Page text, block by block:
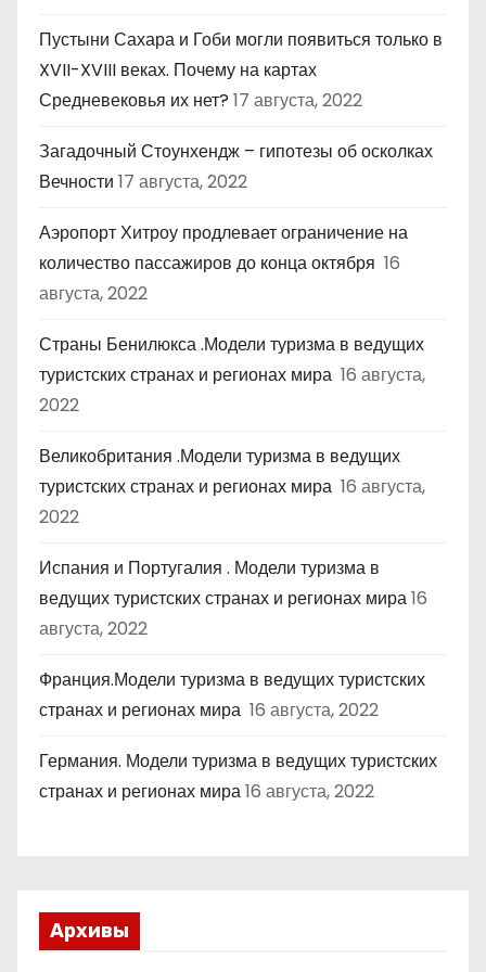
Пустыни Сахара и Гоби могли появиться только в
XVII-XVIII веках. Почему на картах
Средневековья их нет? 17 августа, 2022
Загадочный Стоунхендж – гипотезы об осколках
Вечности 17 августа, 2022
Аэропорт Хитроу продлевает ограничение на
количество пассажиров до конца октября 16
августа, 2022
Страны Бенилюкса .Модели туризма в ведущих
туристских странах и регионах мира 16 августа,
2022
Великобритания .Модели туризма в ведущих
туристских странах и регионах мира 16 августа,
2022
Испания и Португалия . Модели туризма в
ведущих туристских странах и регионах мира16
августа, 2022
Франция.Модели туризма в ведущих туристских
странах и регионах мира 16 августа, 2022
Германия. Модели туризма в ведущих туристских
странах и регионах мира16 августа, 2022
Архивы